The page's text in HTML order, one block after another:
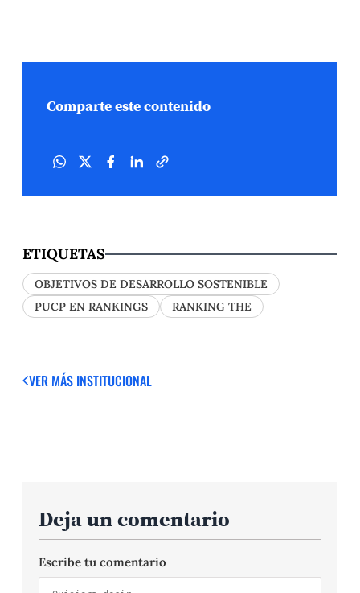
Comparte este contenido
ETIQUETAS
OBJETIVOS DE DESARROLLO SOSTENIBLE
PUCP EN RANKINGS
RANKING THE
VER MÁS INSTITUCIONAL
Deja un comentario
Escribe tu comentario